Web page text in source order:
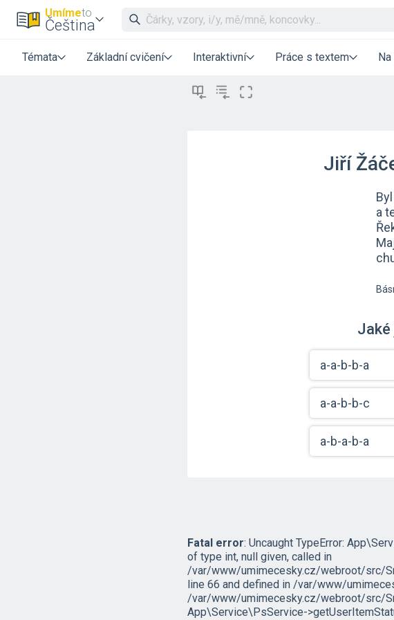
Umímeto
Čeština
Témata Základní cvičení Interaktivní Práce s textem
Jiří
a
Jaké
a-a-b-b-a
a-a-b-b-c
a-b-a-b-a
Fatal error: Uncaught TypeError:
of type int, null given, called in
/var/www/umimecesky.cz/webroot/src/
line 66 and defined in /var/www/
/var/www/umimecesky.cz/webroot/src/
App\Service\PsService-